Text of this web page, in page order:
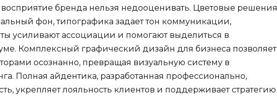
бренда нельзя недооценивать. Цветовые решения
фон, типографика задает тон коммуникации,
усиливают ассоциации и помогают выделиться в
Комплексный графический дизайн для бизнеса позволяет
осознанно, превращая визуальную систему в
Полная айдентика, разработанная профессионально,
укрепляет лояльность клиентов и поддерживает стратегию